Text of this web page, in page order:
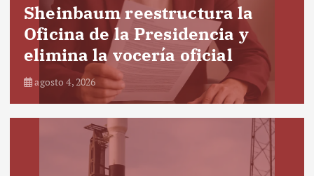
Sheinbaum reestructura la
Oficina de la Presidencia y
elimina la vocería oficial
agosto 4, 2026